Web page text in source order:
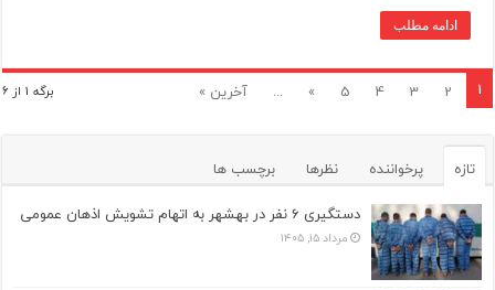
ادامه مطلب
برگه 1 از 6 1
2
3
4
5
»
... آخرین »
تازه پرخواننده نظرها
برچسب ها
دستگیری ۶ نفر در بهشهر به اتهام تشویش اذهان عمومی
مرداد ۱۵, ۱۴۰۵